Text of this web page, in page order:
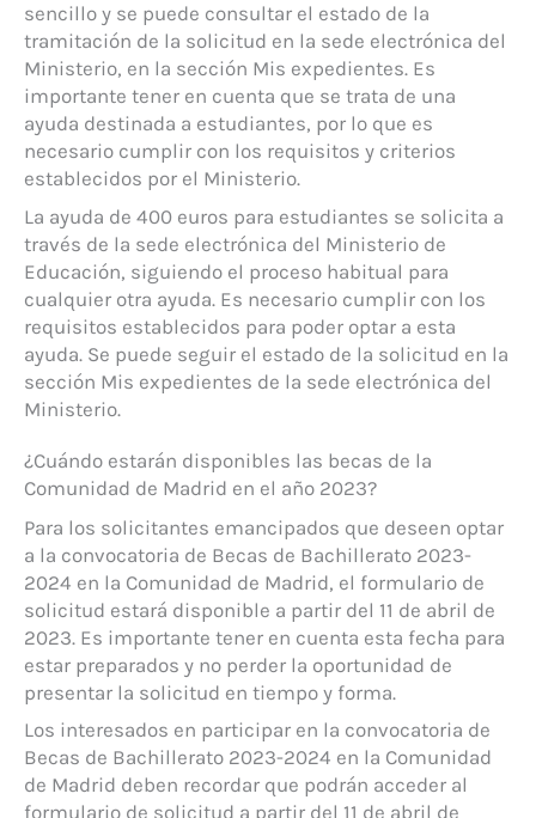
sencillo y se puede consultar el estado de la
tramitación de la solicitud en la sede electrónica del
Ministerio, en la sección Mis expedientes. Es
importante tener en cuenta que se trata de una
ayuda destinada a estudiantes, por lo que es
necesario cumplir con los requisitos y criterios
establecidos por el Ministerio.
La ayuda de 400 euros para estudiantes se solicita a
través de la sede electrónica del Ministerio de
Educación, siguiendo el proceso habitual para
cualquier otra ayuda. Es necesario cumplir con los
requisitos establecidos para poder optar a esta
ayuda. Se puede seguir el estado de la solicitud en la
sección Mis expedientes de la sede electrónica del
Ministerio.
¿Cuándo estarán disponibles las becas de la
Comunidad de Madrid en el año 2023?
Para los solicitantes emancipados que deseen optar
a la convocatoria de Becas de Bachillerato 2023-
2024 en la Comunidad de Madrid, el formulario de
solicitud estará disponible a partir del 11 de abril de
2023. Es importante tener en cuenta esta fecha para
estar preparados y no perder la oportunidad de
presentar la solicitud en tiempo y forma.
Los interesados en participar en la convocatoria de
Becas de Bachillerato 2023-2024 en la Comunidad
de Madrid deben recordar que podrán acceder al
formulario de solicitud a partir del 11 de abril de